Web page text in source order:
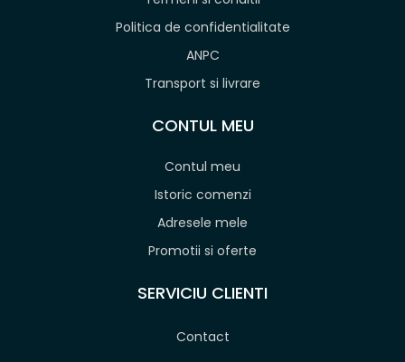
Politica de confidentialitate
ANPC
Transport si livrare
CONTUL MEU
Contul meu
Istoric comenzi
Adresele mele
Promotii si oferte
SERVICIU CLIENTI
Contact